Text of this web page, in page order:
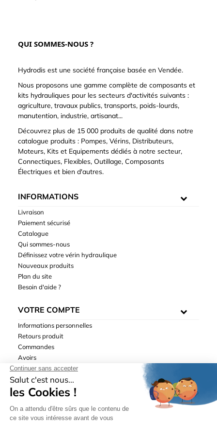
QUI SOMMES-NOUS ?
Hydrodis est une société française basée en Vendée.
Nous proposons une gamme complète de composants et
kits hydrauliques pour les secteurs d'activités suivants :
agriculture, travaux publics, transports, poids-lourds,
manutention, industrie, artisanat...
Découvrez plus de 15 000 produits de qualité dans notre
catalogue produits : Pompes, Vérins, Distributeurs,
Moteurs, Kits et Equipements dédiés à notre secteur,
Connectiques, Flexibles, Outillage, Composants
Électriques et bien d'autres.
INFORMATIONS
Livraison
Paiement sécurisé
Catalogue
Qui sommes-nous
Définissez votre vérin hydraulique
Nouveaux produits
Plan du site
Besoin d'aide ?
VOTRE COMPTE
Informations personnelles
Retours produit
Commandes
Avoirs
Adresses
Bons de réduction